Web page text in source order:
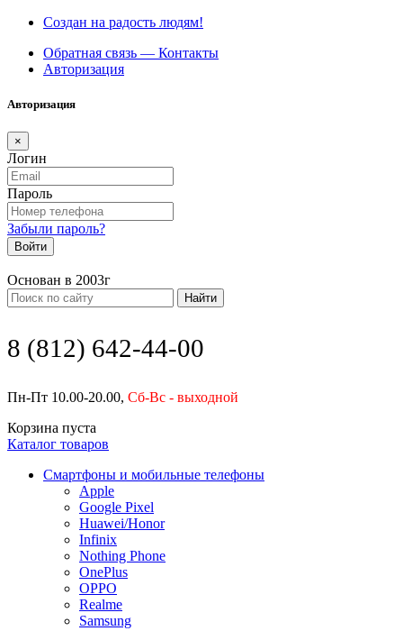
Создан на радость людям!
Обратная связь — Контакты
Авторизация
Авторизация
×
Логин
Пароль
Забыли пароль?
Войти
Основан в 2003г
Найти
8 (812) 642-44-00
Пн-Пт 10.00-20.00, Сб-Вс - выходной
Корзина пуста
Каталог товаров
Смартфоны и мобильные телефоны
Apple
Google Pixel
Huawei/Honor
Infinix
Nothing Phone
OnePlus
OPPO
Realme
Samsung